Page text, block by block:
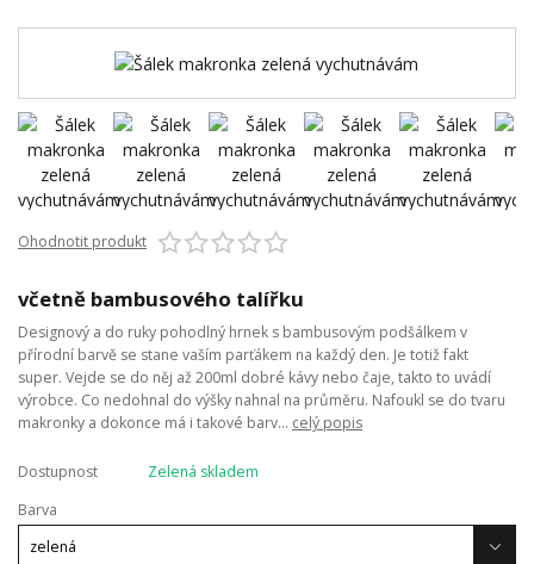
Ohodnotit produkt
včetně bambusového talířku
Designový a do ruky pohodlný hrnek s bambusovým podšálkem v
přírodní barvě se stane vaším parťákem na každý den. Je totiž fakt
super. Vejde se do něj až 200ml dobré kávy nebo čaje, takto to uvádí
výrobce. Co nedohnal do výšky nahnal na průměru. Nafoukl se do tvaru
makronky a dokonce má i takové barv... celý popis
Dostupnost
Zelená skladem
Barva